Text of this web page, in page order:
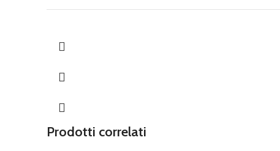
Prodotti correlati